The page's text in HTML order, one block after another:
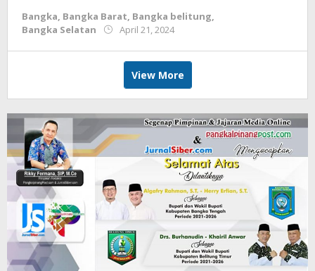
Bangka, Bangka Barat, Bangka belitung,
Bangka Selatan
April 21, 2024
View More